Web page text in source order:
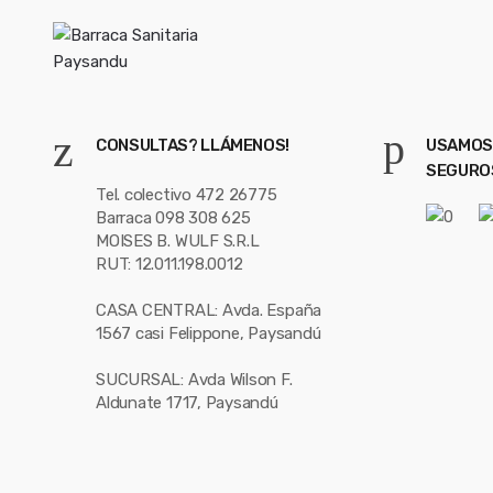
CONSULTAS? LLÁMENOS!
Tel. colectivo 472 26775
Barraca 098 308 625
MOISES B. WULF S.R.L
RUT: 12.011.198.0012
CASA CENTRAL: Avda. España
1567 casi Felippone, Paysandú
SUCURSAL: Avda Wilson F.
Aldunate 1717, Paysandú